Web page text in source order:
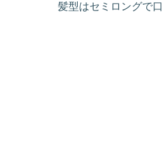
髪型はセミロングで